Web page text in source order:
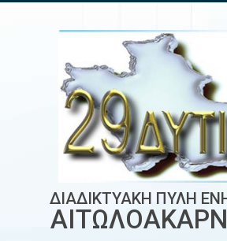
ΔΙΑΔΙΚΤΥΑΚΗ ΠΥΛΗ